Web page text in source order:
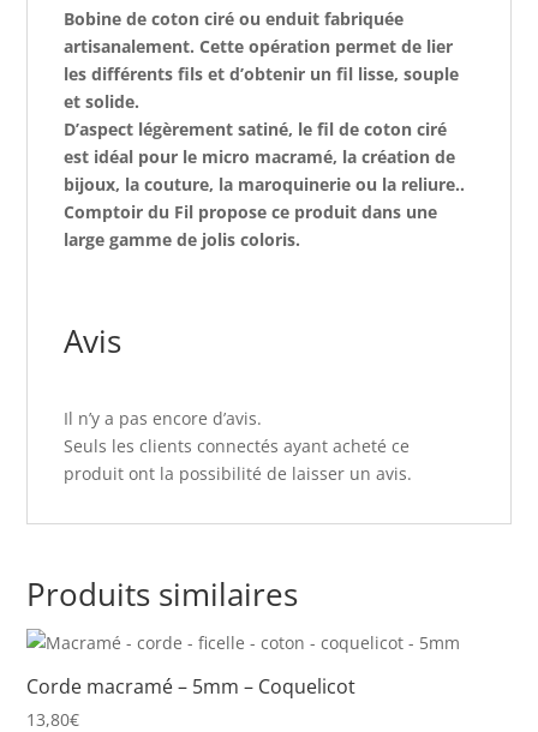
Bobine de coton ciré ou enduit fabriquée
artisanalement. Cette opération permet de lier
les différents fils et d’obtenir un fil lisse, souple
et solide.
D’aspect légèrement satiné, le fil de coton ciré
est idéal pour le micro macramé, la création de
bijoux, la couture, la maroquinerie ou la reliure..
Comptoir du Fil propose ce produit dans une
large gamme de jolis coloris.
Avis
Il n’y a pas encore d’avis.
Seuls les clients connectés ayant acheté ce
produit ont la possibilité de laisser un avis.
Produits similaires
Corde macramé – 5mm – Coquelicot
13,80€